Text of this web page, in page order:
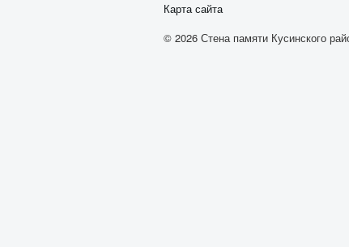
Карта сайта
© 2026 Стена памяти Кусинского